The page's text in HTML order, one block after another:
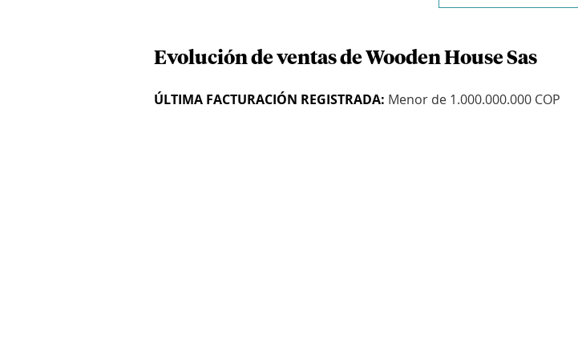
Evolución de ventas de Wooden House Sas
ÚLTIMA FACTURACIÓN REGISTRADA: Menor de 1.000.000.000 COP